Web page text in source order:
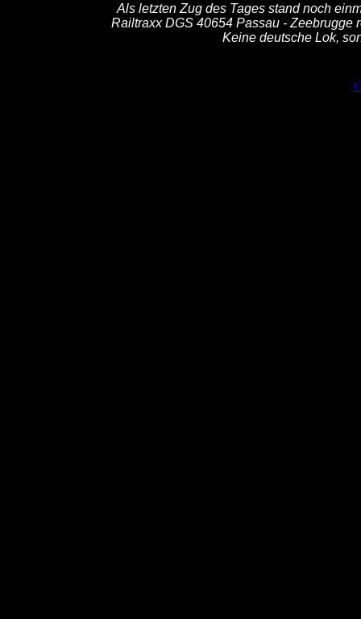
Als letzten Zug des Tages stand noch
Railtraxx DGS 40654 Passau - Zeebrugge
Keine deutsche Lok,